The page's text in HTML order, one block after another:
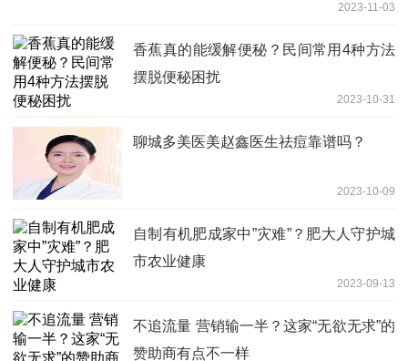
2023-11-03
香蕉真的能缓解便秘？民间常用4种方法
摆脱便秘困扰
2023-10-31
聊城多美医美赵鑫医生祛痘靠谱吗？
2023-10-09
自制有机肥成家中”灾难”？肥大人守护城
市农业健康
2023-09-13
不追流量 营销输一半？这家“无欲无求”的
赞助商有点不一样